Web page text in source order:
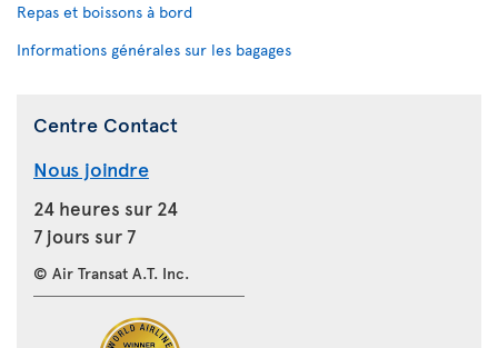
Repas et boissons à bord
Informations générales sur les bagages
Centre Contact
Nous joindre
24 heures sur 24
7 jours sur 7
© Air Transat A.T. Inc.